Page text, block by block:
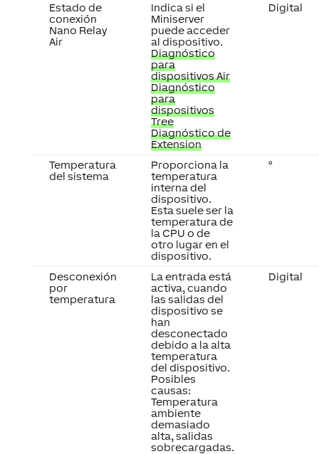
Estado de
conexión
Nano Relay
Air
Indica si el
Miniserver
puede acceder
al dispositivo.
Diagnóstico
para
dispositivos Air
Diagnóstico
para
dispositivos
Tree
Diagnóstico de
Extension
Digital
Temperatura
del sistema
Proporciona la
temperatura
interna del
dispositivo.
Esta suele ser la
temperatura de
la CPU o de
otro lugar en el
dispositivo.
°
Desconexión
por
temperatura
La entrada está
activa, cuando
las salidas del
dispositivo se
han
desconectado
debido a la alta
temperatura
del dispositivo.
Posibles
causas:
Temperatura
ambiente
demasiado
alta, salidas
sobrecargadas.
Digital